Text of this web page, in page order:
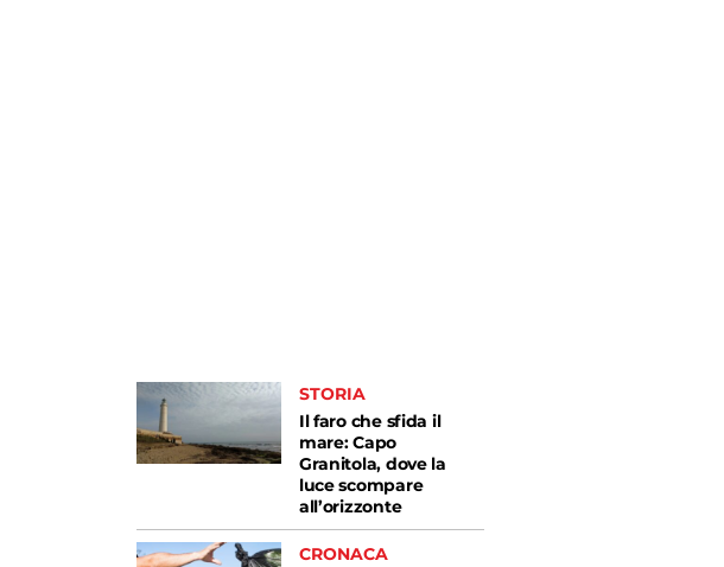
STORIA
Il faro che sfida il
mare: Capo
Granitola, dove la
luce scompare
all’orizzonte
CRONACA